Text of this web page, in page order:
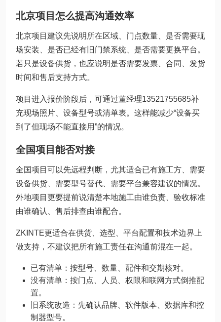
北京项目怎么提高沟通效率
北京项目建议先说明所在区域、门点数量、是否需要现
场安装、是否已经有旧门禁系统、是否需要更换平台。
若只是设备供货，也应说明是否需要发票、合同、发货
时间和售后支持方式。
项目进入报价阶段后，可通过董经理13521755685补
充现场照片、设备型号或清单表。这样能减少“设备买
到了但现场不能直接用”的情况。
全国项目能否对接
全国项目可以先远程判断，尤其适合已有施工方、需要
设备供货、需要型号替代、需要平台兼容建议的情况。
外地项目更要提前说清楚本地施工由谁负责、验收标准
由谁确认、售后排查由谁配合。
ZKINTE更适合在供货、选型、平台配置和技术边界上
做支持，不建议把所有施工责任在沟通前混在一起。
已有清单：按型号、数量、配件和交期核对。
没有清单：按门点、人员、权限和联网方式倒推配
置。
旧系统改造：先确认品牌、软件版本、数据库和控
制器型号。